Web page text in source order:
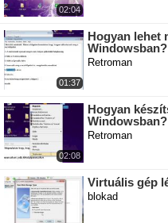
02:04
01:37
Hogyan lehet
Windowsban?
Retroman
02:08
Hogyan
Windowsban?
Retroman
Virtuális gép
blokad